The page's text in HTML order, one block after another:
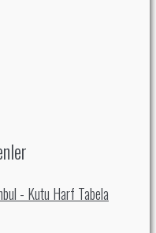
- Kutu Harf Tabela